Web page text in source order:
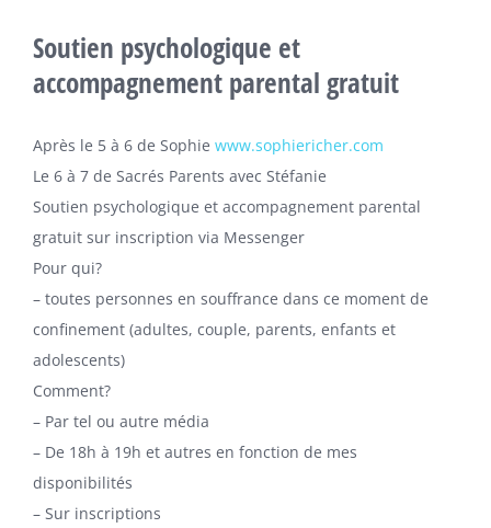
Soutien psychologique et
accompagnement parental gratuit
Après le 5 à 6 de Sophie www.sophiericher.com
Le 6 à 7 de Sacrés Parents avec Stéfanie
Soutien psychologique et accompagnement parental
gratuit sur inscription via Messenger
Pour qui?
– toutes personnes en souffrance dans ce moment de
confinement (adultes, couple, parents, enfants et
adolescents)
Comment?
– Par tel ou autre média
– De 18h à 19h et autres en fonction de mes
disponibilités
– Sur inscriptions